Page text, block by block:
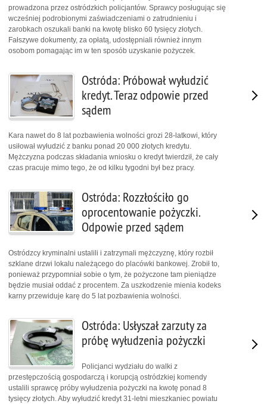
prowadzona przez ostródzkich policjantów. Sprawcy posługując się
wcześniej podrobionymi zaświadczeniami o zatrudnieniu i
zarobkach oszukali banki na kwotę blisko 60 tysięcy złotych.
Fałszywe dokumenty, za opłatą, udostępniali również innym
osobom pomagając im w ten sposób uzyskanie pożyczek.
Ostróda: Próbował wyłudzić
kredyt. Teraz odpowie przed
sądem
Kara nawet do 8 lat pozbawienia wolności grozi 28-latkowi, który
usiłował wyłudzić z banku ponad 20 000 złotych kredytu.
Mężczyzna podczas składania wniosku o kredyt twierdził, że cały
czas pracuje mimo tego, że od kilku tygodni był bez pracy.
Ostróda: Rozzłościło go
oprocentowanie pożyczki.
Odpowie przed sądem
Ostródzcy kryminalni ustalili i zatrzymali mężczyznę, który rozbił
szklane drzwi lokalu należącego do placówki bankowej. Zrobił to,
ponieważ przypomniał sobie o tym, że pożyczone tam pieniądze
będzie musiał oddać z procentem. Za uszkodzenie mienia kodeks
karny przewiduje karę do 5 lat pozbawienia wolności.
Ostróda: Usłyszał zarzuty za
próbę wyłudzenia pożyczki
Policjanci wydziału do walki z
przestępczością gospodarczą i korupcją ostródzkiej komendy
ustalili sprawcę próby wyłudzenia pożyczki na kwotę ponad 8
tysięcy złotych. Aby wyłudzić kredyt 31-letni mieszkaniec powiatu